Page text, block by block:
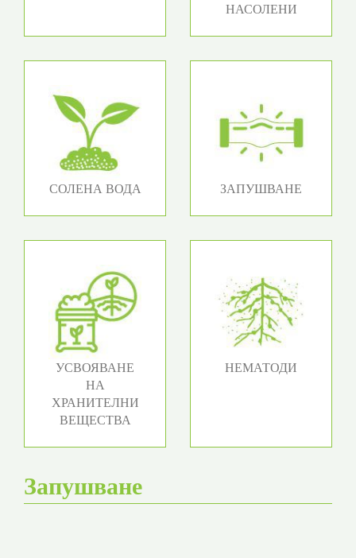
НАСОЛЕНИ
СОЛЕНА ВОДА ЗАПУШВАНЕ
УСВОЯВАНЕ
НА
ХРАНИТЕЛНИ
ВЕЩЕСТВА
НЕМАТОДИ
Запушване